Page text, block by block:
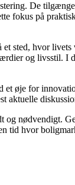
De
fokus på
sted, hvor
og livsstil.
øje for
nødvendigt.
tid hvor